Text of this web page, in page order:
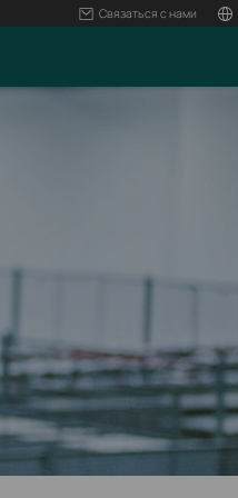
Связаться с нами